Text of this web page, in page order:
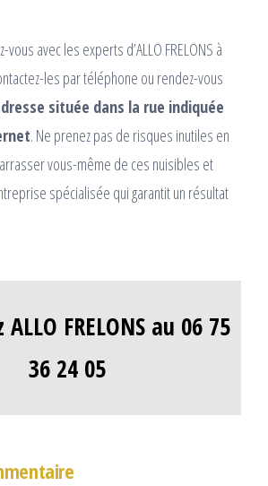
avec les experts d’ALLO FRELONS à
les par téléphone ou rendez-vous
située dans la rue indiquée
. Ne prenez pas de risques inutiles en
vous-même de ces nuisibles et
spécialisée qui garantit un résultat
FRELONS au 06 75
36 24 05